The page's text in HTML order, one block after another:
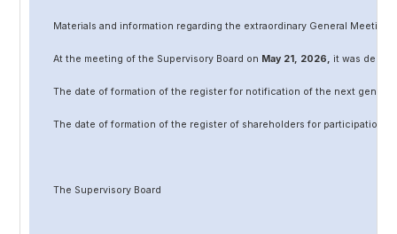
Materials and information regarding the extraordinary General
At the meeting of the Supervisory Board on May21, 2026, it was
The date of formation of the register for notification of the next
The date of formation of the register of shareholders for participation
The Supervisory Board